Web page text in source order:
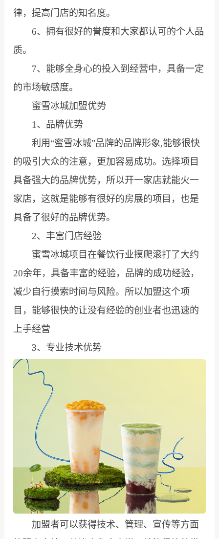
律，提高门店的知名度。
6、拥有很好的誉度和大家都认可的个人品
质。
7、能够全身心的投入到经营中，具备一定
的市场敏感度。
蜜雪冰城加盟优势
1、品牌优势
利用“蜜雪冰城”品牌的品牌形象,能够很快
的吸引大众的注意，更加容易成功。选择项目
具备强大的品牌优势，所以开一家店就能火一
家店，这就是能够有很好的房展的项目，也是
具备了很好的品牌优势。
2、丰富门店经验
蜜雪冰城项目在餐饮行业摸爬滚打了大约
20余年，具备丰富的经验，品牌的成功经验，
减少自行摸索时间与风险。所以加盟这个项
目，能够很快的让没有经验的创业者也迅速的
上手经营
3、专业技术优势
加盟者可以获得技术、管理、宣传等方面